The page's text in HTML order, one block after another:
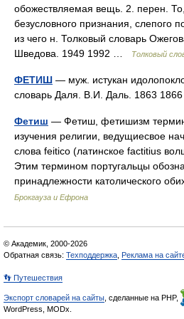
обожествляемая вещь. 2. перен.
безусловного признания, слепого
из чего н. Толковый словарь
Шведова. 1949 1992 …
Толковый
ФЕТИШ — муж. истукан
словарь Даля. В.И. Даль. 1863
Фетиш — Фетиш, фетишизм
изучения религии, ведущиесвое
слова feiticо (латинское factitius
Этим термином португальцы
принадлежности католического
Брокгауза и Ефрона
© Академик, 2000-2026
Обратная связь: Техподдержка Реклама на
👣 Путешествия
Экспорт словарей на сайты , сделанные на PHP,
WordPress, MODx.